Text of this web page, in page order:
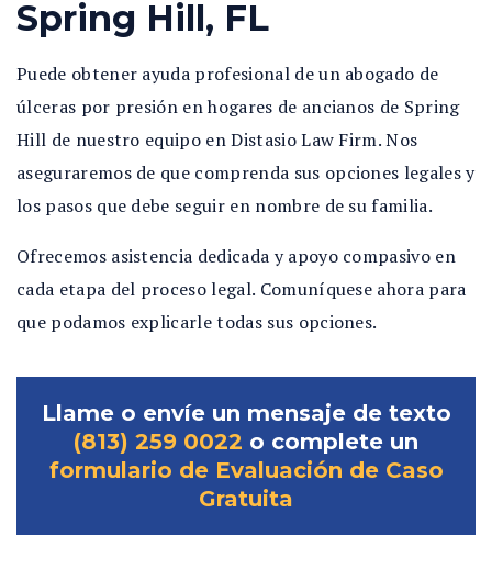
Spring Hill, FL
Puede obtener ayuda profesional de un abogado de
úlceras por presión en hogares de ancianos de Spring
Hill de nuestro equipo en Distasio Law Firm. Nos
aseguraremos de que comprenda sus opciones legales y
los pasos que debe seguir en nombre de su familia.
Ofrecemos asistencia dedicada y apoyo compasivo en
cada etapa del proceso legal. Comuníquese ahora para
que podamos explicarle todas sus opciones.
Llame o envíe un mensaje de texto
(813) 259 0022 o complete un
formulario de Evaluación de Caso
Gratuita